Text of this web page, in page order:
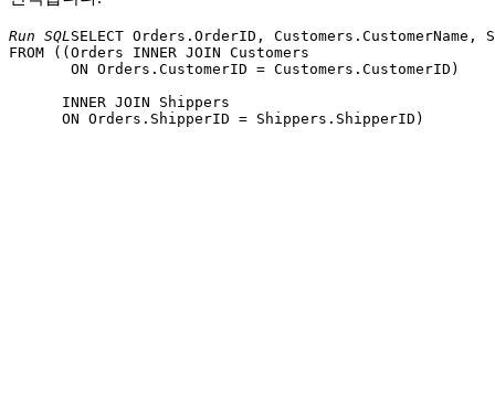
Run SQL SELECT Orders.OrderID, Customers.CustomerName,
FROM ((Orders INNER JOIN Customers
       ON Orders.CustomerID = Customers.CustomerID)
      INNER JOIN Shippers